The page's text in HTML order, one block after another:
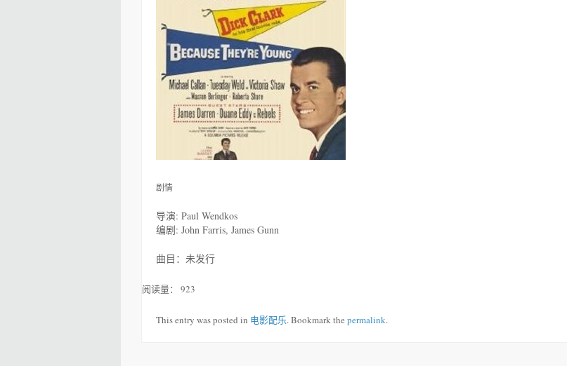
剧情
导演: Paul Wendkos
编剧: John Farris, James Gunn
曲目：未发行
阅读量： 923
This entry was posted in 电影配乐. Bookmark the permalink.